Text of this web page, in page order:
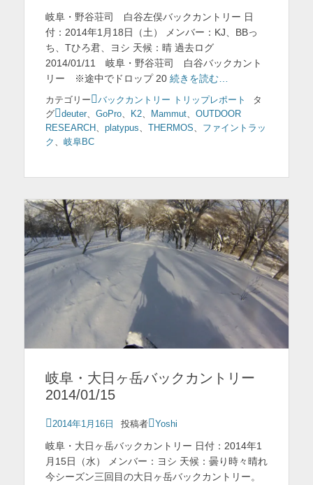
日
岐阜・野谷荘司 白谷左俣バックカントリー 日
付：2014年1月18日（土） メンバー：KJ、BBっ
ち、Tひろ君、ヨシ 天候：晴 過去ログ
2014/01/11 岐阜・野谷荘司 白谷バックカント
リー ※途中でドロップ 20 続きを読む…
カテゴリー バックカントリー トリップレポート
タ
グ
deuter GoPro K2 Mammut
OUTDOOR
RESEARCH
platypus THERMOS
ファイントラッ
ク
岐阜BC
岐阜・大日ヶ岳バックカントリー
2014/01/15
投
日
2014年1月16日 投稿者 Yoshi
岐阜・大日ヶ岳バックカントリー 日付：2014年1
月15日（水） メンバー：ヨシ 天候：曇り時々晴れ
今シーズン三回目の大日ヶ岳バックカントリー。